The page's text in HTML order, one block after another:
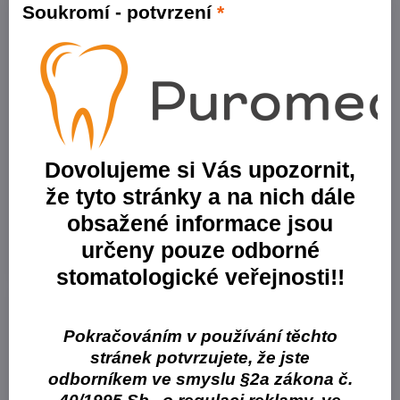
20%
Hygitech DV 75
Dezinfekce ploch, 0,75 l / 5 l
Skladem
od 466,40 Kč
od 385,45 Kčbez DPH
Zobrazit
30%
Dezinfekce ploch, 1 l / 5 l / 100 ks
/ 120 ks
Skladem
od 176,40 Kč
od 145,79 Kčbez DPH
Zobrazit
Soukromí - potvrzení *
Dovolujeme si Vás upozornit,
že tyto stránky a na nich dále
obsažené informace jsou
určeny pouze odborné
stomatologické veřejnosti!!
Pokračováním v používání těchto
stránek potvrzujete, že jste
odborníkem ve smyslu §2a zákona č.